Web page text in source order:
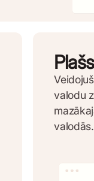
valodu
valodās.